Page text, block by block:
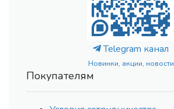
Telegram канал
Новинки, акции, новости
Покупателям